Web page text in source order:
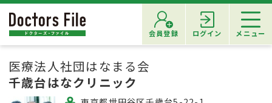
会員登録 ログイン メニュー
医療法人社団はなまる会
千歳台はなクリニック